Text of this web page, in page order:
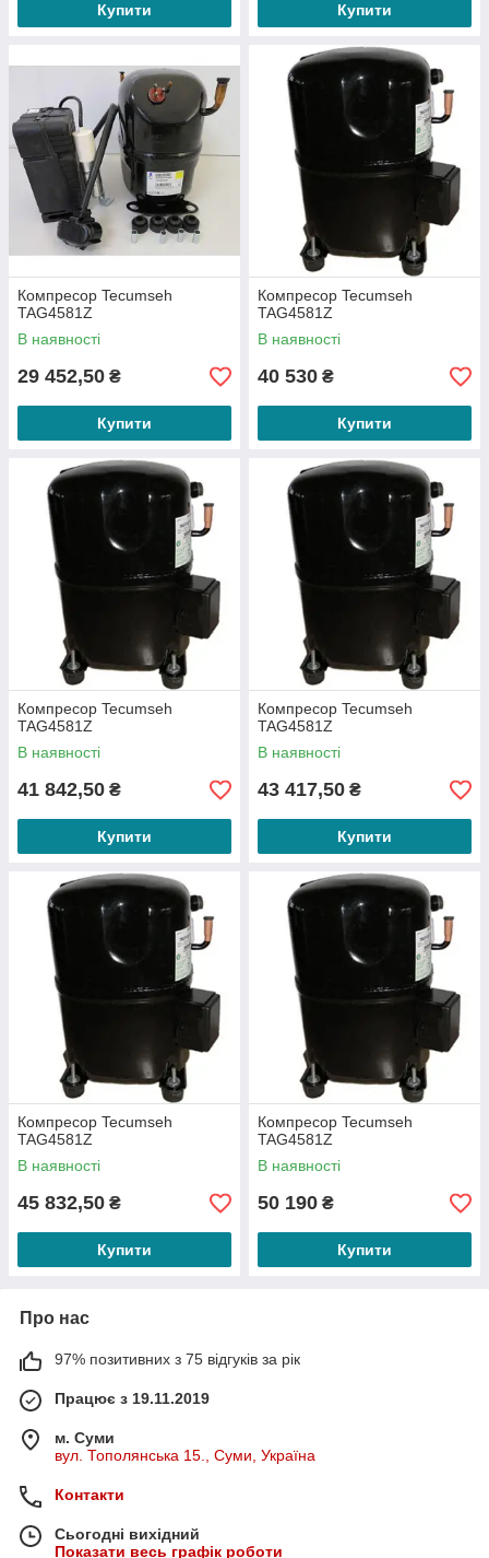
Купити Купити
Компресор Tecumseh
TAG4581Z
В наявності
29 452,50 ₴
Купити
Компресор Tecumseh
TAG4581Z
В наявності
40 530 ₴
Купити
Компресор Tecumseh
TAG4581Z
В наявності
41 842,50 ₴
Купити
Компресор Tecumseh
TAG4581Z
В наявності
43 417,50 ₴
Купити
Компресор Tecumseh
TAG4581Z
В наявності
45 832,50 ₴
Купити
Компресор Tecumseh
TAG4581Z
В наявності
50 190 ₴
Купити
Про нас
97% позитивних з 75 відгуків за рік
Працює з 19.11.2019
м. Суми
вул. Тополянська 15., Суми, Україна
Контакти
Сьогодні вихідний
Показати весь графік роботи